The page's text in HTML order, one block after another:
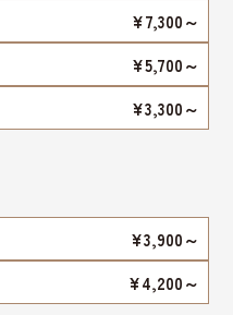
¥7,300～
¥5,700～
¥3,300～
¥3,900～
¥4,200～